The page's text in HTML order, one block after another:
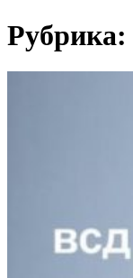
Рубрика: